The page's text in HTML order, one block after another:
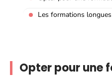
Les formations
Opter pour une